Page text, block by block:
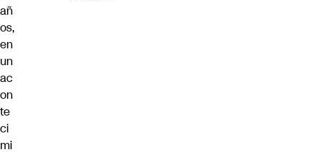
añ
os,
en
un
ac
on
te
ci
mi